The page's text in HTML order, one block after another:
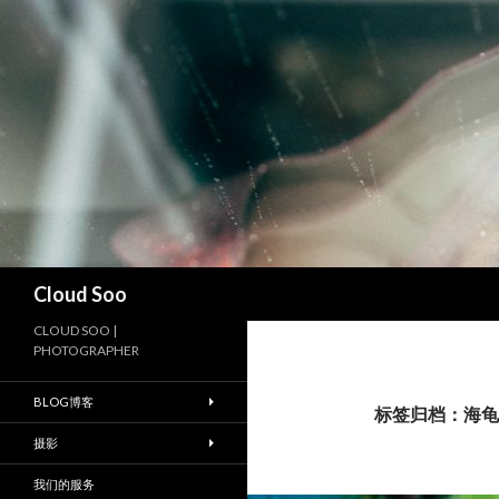
Cloud Soo
标签归档：海
CLOUD SOO |
PHOTOGRAPHER
BLOG博客
摄影
我们的服务